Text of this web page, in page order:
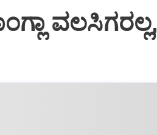
ವಲಸಿಗರಲ್ಲ,